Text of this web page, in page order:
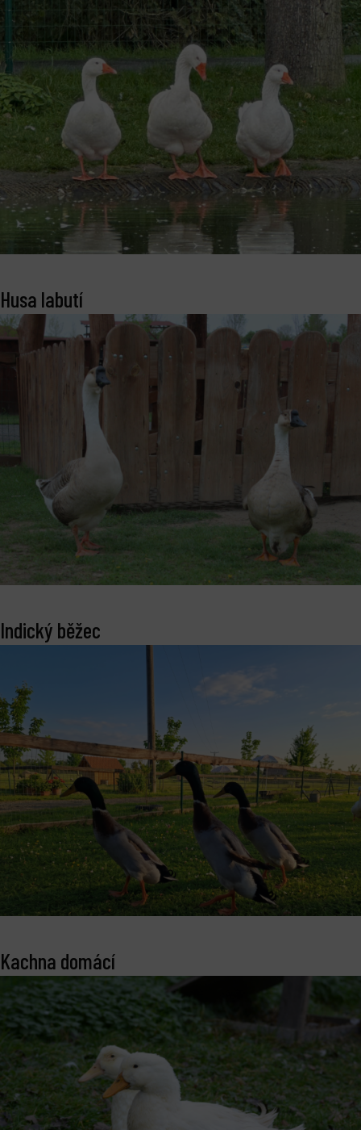
Husa labutí
Indický běžec
Kachna domácí